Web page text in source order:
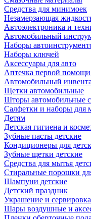
Средства для минимоек
Незамерзающая
Автоэлектроника и
Автомобильный
Наборы
Наборы ключей
Аксессуары для авто
Аптечка первой помощи
Автомобильный
Щетки автомобильные
Шторы автомобильные
Салфетки и наборы для
Детям
Детская гигиена и
Зубные пасты детские
Кондиционеры для
Зубные щетки детские
Средства для мытья
Стиральные порошки
Шампуни детские
Детский праздник
Украшение и
Шары воздушные и